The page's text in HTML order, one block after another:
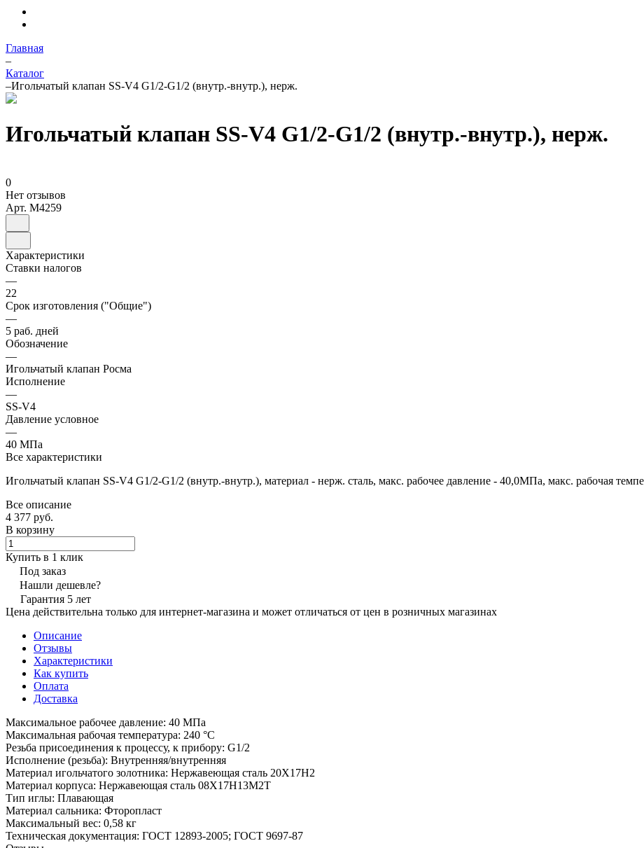
Главная
–
Каталог
–Игольчатый клапан SS-V4 G1/2-G1/2 (внутр.-внутр.), нерж.
Игольчатый клапан SS-V4 G1/2-G1/2 (внутр.-внутр.), нерж.
0
Нет отзывов
Арт. M4259
Характеристики
Ставки налогов
—
22
Срок изготовления ("Общие")
—
5 раб. дней
Обозначение
—
Игольчатый клапан Росма
Исполнение
—
SS-V4
Давление условное
—
40 МПа
Все характеристики
Игольчатый клапан SS-V4 G1/2-G1/2 (внутр.-внутр.), материал - нерж. сталь, макс. рабочее давление - 40,0МПа, макс. рабочая
Все описание
4 377 руб.
В корзину
Купить в 1 клик
Под заказ
Нашли дешевле?
Гарантия 5 лет
Цена действительна только для интернет-магазина и может отличаться от цен в розничных магазинах
Описание
Отзывы
Характеристики
Как купить
Оплата
Доставка
Максимальное рабочее давление: 40 МПа
Максимальная рабочая температура: 240 °С
Резьба присоединения к процессу, к прибору: G1/2
Исполнение (резьба): Внутренняя/внутренняя
Материал игольчатого золотника: Нержавеющая сталь 20Х17Н2
Материал корпуса: Нержавеющая сталь 08Х17Н13М2Т
Тип иглы: Плавающая
Материал сальника: Фторопласт
Максимальный вес: 0,58 кг
Техническая документация: ГОСТ 12893-2005; ГОСТ 9697-87